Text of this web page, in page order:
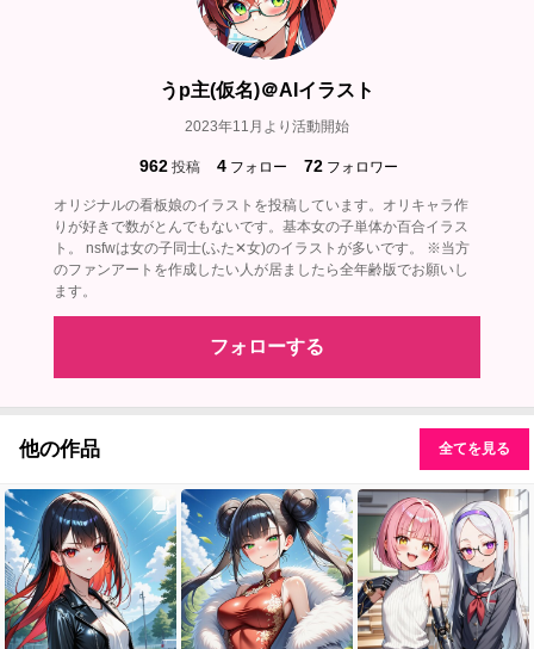
うp主(仮名)＠AIイラスト
2023年11月より活動開始
962 投稿 4 フォロー 72 フォロワー
オリジナルの看板娘のイラストを投稿しています。オリキャラ作
りが好きで数がとんでもないです。基本女の子単体か百合イラス
ト。 nsfwは女の子同士(ふた✕女)のイラストが多いです。 ※当方
のファンアートを作成したい人が居ましたら全年齢版でお願いし
ます。
フォローする
他の作品 全てを見る